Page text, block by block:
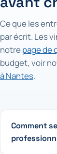
Ce que les
par écrit. Les
notrepage de
budget, voir
à Nantes.
Comment